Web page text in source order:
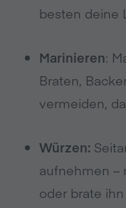
besten deine
Marinieren:
Braten,
vermeiden,
Würzen:
aufnehmen –
oder brate